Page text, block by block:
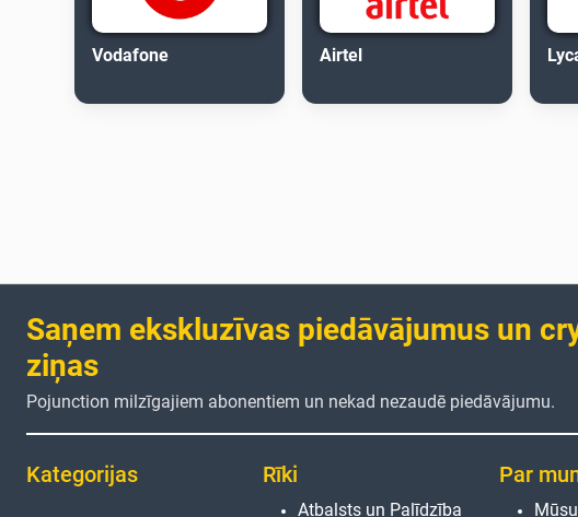
Vodafone Airtel
Saņem ekskluzīvas piedāvājumus un
ziņas
Pojunction milzīgajiem abonentiem un nekad nezaudē piedāvājumu.
Kategorijas Rīki
Atbalsts un Palīdzība
Par